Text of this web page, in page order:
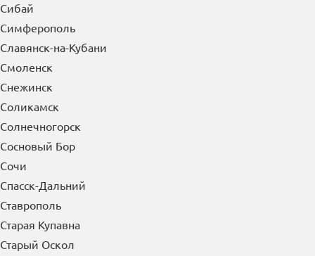
Сибай
Симферополь
Славянск-на-Кубани
Смоленск
Снежинск
Соликамск
Солнечногорск
Сосновый Бор
Сочи
Спасск-Дальний
Ставрополь
Старая Купавна
Старый Оскол